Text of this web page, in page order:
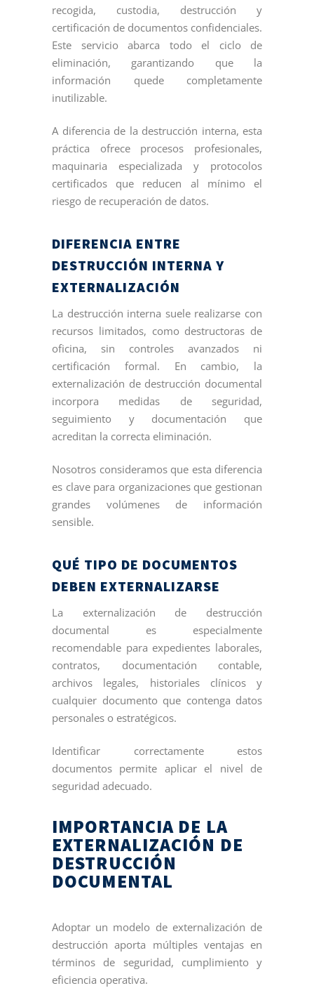
recogida, custodia, destrucción y
certificación de documentos confidenciales.
Este servicio abarca todo el ciclo de
eliminación, garantizando que la
información quede completamente
inutilizable.
A diferencia de la destrucción interna, esta
práctica ofrece procesos profesionales,
maquinaria especializada y protocolos
certificados que reducen al mínimo el
riesgo de recuperación de datos.
DIFERENCIA ENTRE
DESTRUCCIÓN INTERNA Y
EXTERNALIZACIÓN
La destrucción interna suele realizarse con
recursos limitados, como destructoras de
oficina, sin controles avanzados ni
certificación formal. En cambio, la
externalización de destrucción documental
incorpora medidas de seguridad,
seguimiento y documentación que
acreditan la correcta eliminación.
Nosotros consideramos que esta diferencia
es clave para organizaciones que gestionan
grandes volúmenes de información
sensible.
QUÉ TIPO DE DOCUMENTOS
DEBEN EXTERNALIZARSE
La externalización de destrucción
documental es especialmente
recomendable para expedientes laborales,
contratos, documentación contable,
archivos legales, historiales clínicos y
cualquier documento que contenga datos
personales o estratégicos.
Identificar correctamente estos
documentos permite aplicar el nivel de
seguridad adecuado.
IMPORTANCIA DE LA
EXTERNALIZACIÓN DE
DESTRUCCIÓN
DOCUMENTAL
Adoptar un modelo de externalización de
destrucción aporta múltiples ventajas en
términos de seguridad, cumplimiento y
eficiencia operativa.